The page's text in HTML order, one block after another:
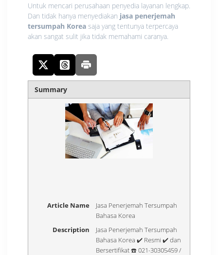
Untuk mencari perusahaan penyedia layanan lengkap.
Dan tidak hanya menyediakan jasa penerjemah
tersumpah Korea saja yang tentunya terpercaya
akan sangat sulit jika tidak memahami caranya.
Summary
Article Name
Jasa Penerjemah Tersumpah
Bahasa Korea
Description
Jasa Penerjemah Tersumpah
Bahasa Korea ✔️ Resmi ✔️ dan
Bersertifikat ☎️ 021-30305459 /